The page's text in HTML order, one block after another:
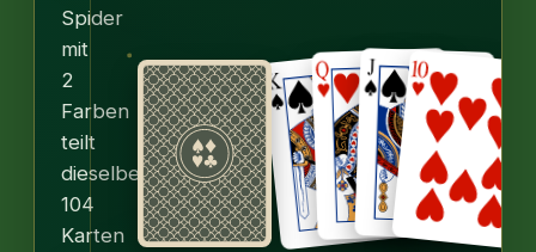
Spider
mit
2
Farben
teilt
dieselben
104
Karten